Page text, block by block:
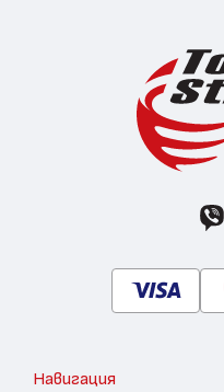
Навигация